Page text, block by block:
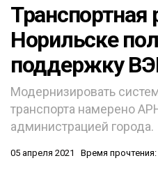
Норильске
поддержку
Модернизировать
транспорта намерено
администрацией города.
05 апреля 2021 Время прочтения: